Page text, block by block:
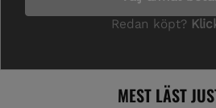
MEST LÄST